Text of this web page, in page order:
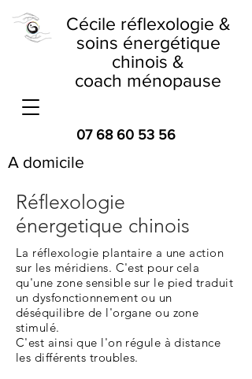
Cécile réflexologie &
soins énergétique
chinois &
coach ménopause
07 68 60 53 56
A domicile
Réflexologie
énergetique chinois
La réflexologie plantaire a une action
sur les méridiens. C'est pour cela
qu'une zone sensible sur le pied traduit
un dysfonctionnement ou un
déséquilibre de l'organe ou zone
stimulé.
C'est ainsi que l'on régule à distance
les différents troubles.